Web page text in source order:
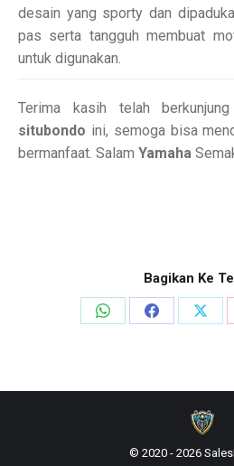
desain yang sporty dan
pas serta tangguh membuat
untuk digunakan.
Terima kasih telah
situbondo ini, semoga bisa
bermanfaat. Salam Yamaha
Bagikan Ke
Share
Share
© 2020 - 2026